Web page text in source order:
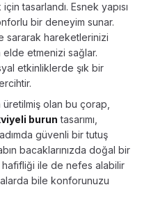
tasarlandı. Esnek yapısı
bir deneyim sunar.
sararak hareketlerinizi
elde etmenizi sağlar.
etkinliklerde şık bir
üretilmiş olan bu çorap,
burun tasarımı,
güvenli bir tutuş
bacaklarınızda doğal bir
hafifliği ile de nefes alabilir
bile konforunuzu